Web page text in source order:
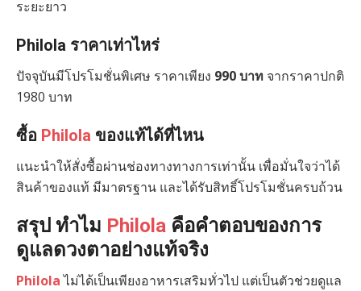
ระยะยาว
Philola ราคาเท่าไหร่
ปัจจุบันมีโปรโมชั่นพิเศษ ราคาเพียง 990 บาท จากราคาปกติ
1980 บาท
ซื้อ Philola ของแท้ได้ที่ไหน
แนะนำให้สั่งซื้อผ่านช่องทางทางการเท่านั้น เพื่อมั่นใจว่าได้
สินค้าของแท้ มีมาตรฐาน และได้รับสิทธิ์โปรโมชั่นครบถ้วน
สรุป ทำไม Philola คือคำตอบของการ
ดูแลดวงตาอย่างแท้จริง
Philolaไม่ได้เป็นเพียงอาหารเสริมทั่วไป แต่เป็นตัวช่วยดูแล